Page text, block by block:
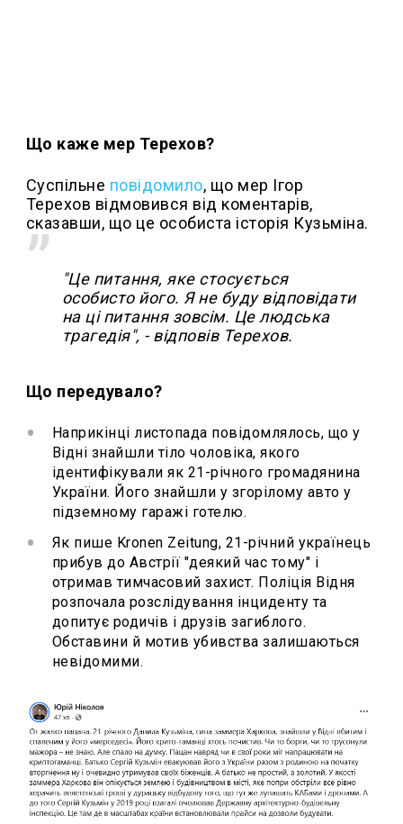
Що каже мер Терехов?
Суспільне повідомило, що мер Ігор
Терехов відмовився від коментарів,
сказавши, що це особиста історія Кузьміна.
"Це питання, яке стосується
особисто його. Я не буду відповідати
на ці питання зовсім. Це людська
трагедія", - відповів Терехов.
Що передувало?
Наприкінці листопада повідомлялось, що у
Відні знайшли тіло чоловіка, якого
ідентифікували як 21-річного громадянина
України. Його знайшли у згорілому авто у
підземному гаражі готелю.
Як пише Kronen Zeitung, 21-річний українець
прибув до Австрії "деякий час тому" і
отримав тимчасовий захист. Поліція Відня
розпочала розслідування інциденту та
допитує родичів і друзів загиблого.
Обставини й мотив убивства залишаються
невідомими.